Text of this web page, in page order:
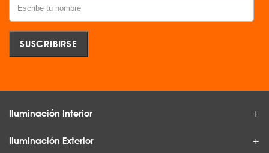
Iluminación Interior
Iluminación Exterior